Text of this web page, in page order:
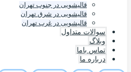
قالیشویی در جنوب تهران
قالیشویی در شرق تهران
قالیشویی در غرب تهران
سوالات متداول
وبلاگ
تماس باما
درباره ما